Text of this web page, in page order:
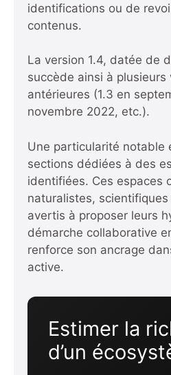
identifications ou de
contenus.
La version 1.4, datée de
succède ainsi à plusieurs
antérieures (1.3 en
novembre 2022, etc.).
Une particularité notable
sections dédiées à des
identifiées. Ces espaces
naturalistes,
avertis à proposer leurs
démarche collaborative
renforce son ancrage
active.
Estimer la
d’un